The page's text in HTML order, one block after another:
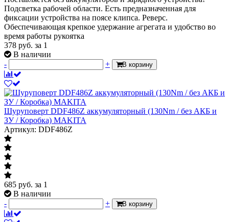
Подсветка рабочей области. Есть предназначенная для
фиксации устройства на поясе клипса. Реверс.
Обеспечивающая крепкое удержание агрегата и удобство во
время работы рукоятка
378 руб. за 1
В наличии
-
+ В корзину
Шуруповерт DDF486Z аккумуляторный (130Nm / без АКБ и
ЗУ / Коробка) MAKITA
Артикул: DDF486Z
685 руб. за 1
В наличии
-
+ В корзину